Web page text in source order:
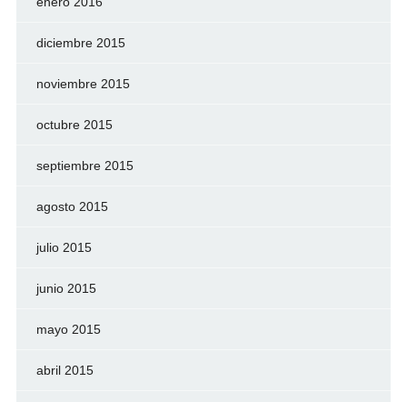
diciembre 2015
noviembre 2015
octubre 2015
septiembre 2015
agosto 2015
julio 2015
junio 2015
mayo 2015
abril 2015